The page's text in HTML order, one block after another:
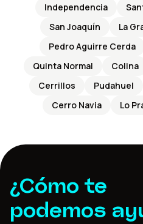
Independencia
San Joaquín
La
Pedro Aguirre Cerda
Quinta Normal
Colina
Cerrillos
Pudahuel
Cerro Navia
Lo
¿Cómo te
podemos